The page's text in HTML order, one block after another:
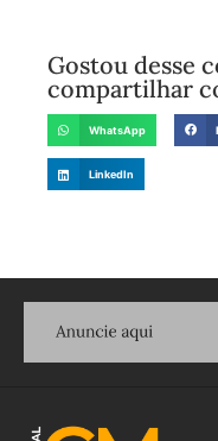
Gostou desse
compartilhar
WhatsApp
LinkedIn